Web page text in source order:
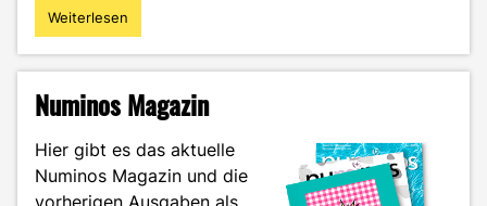
"LanguageTool:
Dein
fehlerfreien
Weiterlesen
Numinos Magazin
Hier gibt es das aktuelle
Numinos Magazin und die
vorherigen Ausgaben als